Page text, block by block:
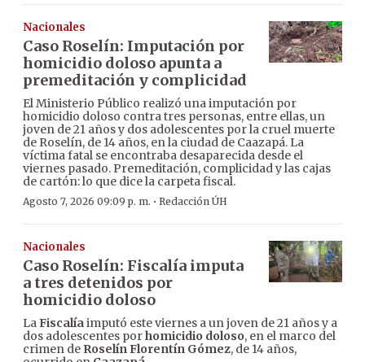
Nacionales
Caso Roselín: Imputación por
homicidio doloso apunta a
premeditación y complicidad
El Ministerio Público realizó una imputación por
homicidio doloso contra tres personas, entre ellas, un
joven de 21 años y dos adolescentes por la cruel muerte
de Roselín, de 14 años, en la ciudad de Caazapá. La
víctima fatal se encontraba desaparecida desde el
viernes pasado. Premeditación, complicidad y las cajas
de cartón: lo que dice la carpeta fiscal.
Agosto 7, 2026 09:09 p. m. · Redacción ÚH
Nacionales
Caso Roselín: Fiscalía imputa
a tres detenidos por
homicidio doloso
LaFiscalíaimputó este viernes a un joven de 21 años y a
dos adolescentes porhomicidio doloso, en el marco del
crimen de Roselín Florentín Gómez, de 14 años,